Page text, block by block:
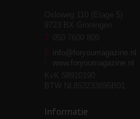
moeite!
T
E info@foryoumagazine.nl
www.foryoumagazine.nl
Informatie